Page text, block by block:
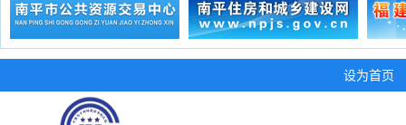
设为首页